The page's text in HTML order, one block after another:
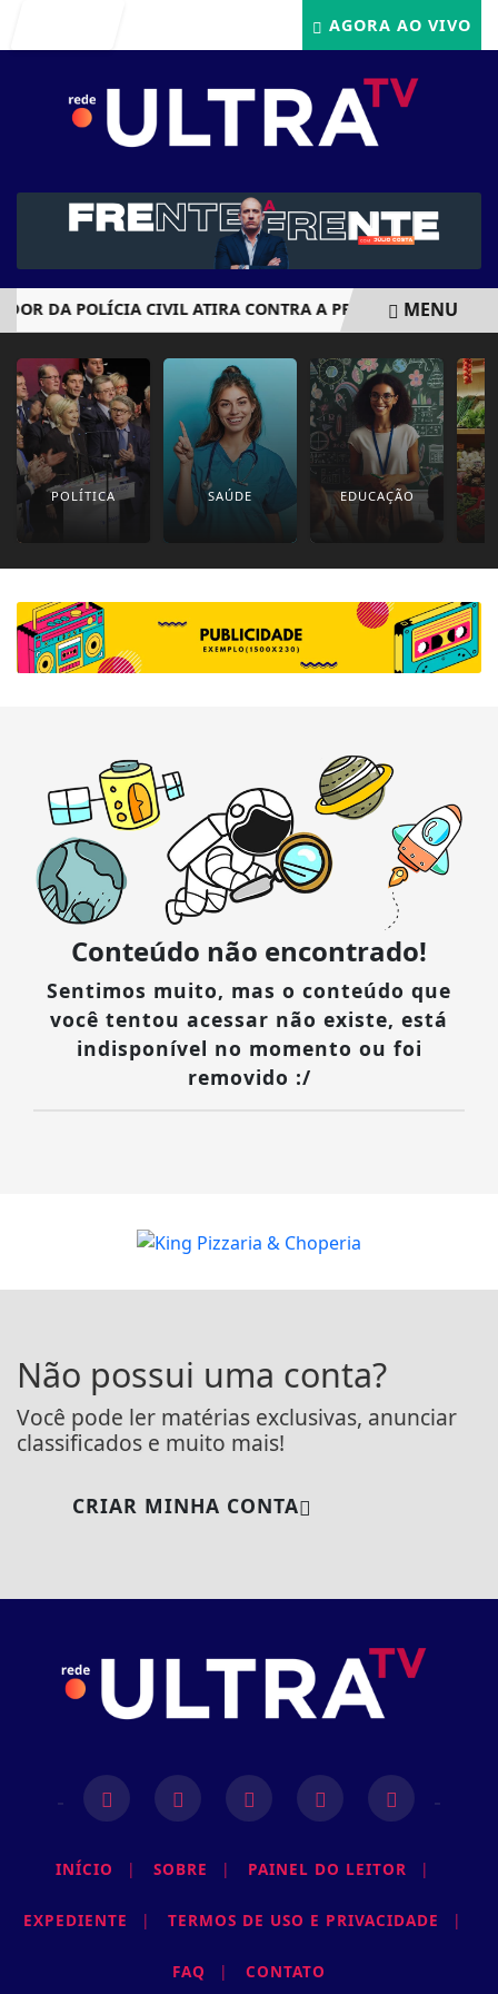
AGORA AO VIVO
DA POLÍCIA CIVIL ATIRA CONTRA A PRÓPRIA CABEÇA
EM ALTA
MENU
POLÍTICA SAÚDE EDUCAÇÃO
Conteúdo não encontrado!
Sentimos muito, mas o conteúdo que
você tentou acessar não existe, está
indisponível no momento ou foi
removido :/
Não possui uma conta?
Você pode ler matérias exclusivas, anunciar
classificados e muito mais!
CRIAR MINHA CONTA
INÍCIO | SOBRE | PAINEL DO LEITOR |
EXPEDIENTE | TERMOS DE USO E PRIVACIDADE |
FAQ | CONTATO